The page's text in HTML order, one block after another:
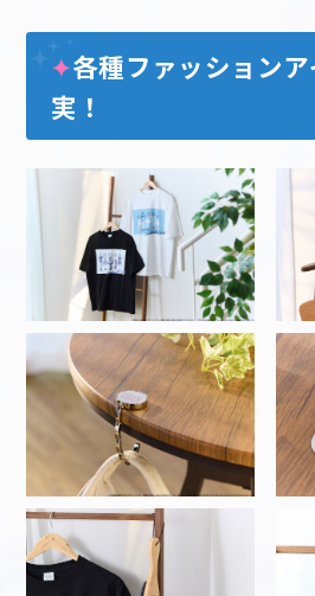
✦各種ファッション
実！